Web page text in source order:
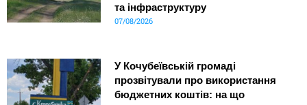
та інфраструктуру
07/08/2026
У Кочубеївській громаді
прозвітували про використання
бюджетних коштів: на що